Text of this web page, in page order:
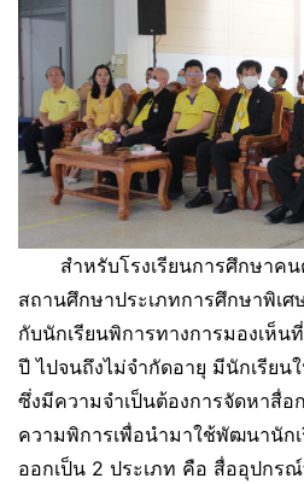
สำหรับโรงเรียนการศึกษาคน
สถานศึกษาประเภทการศึกษาพิเ
กับนักเรียนพิการทางการมองเห็น
ปี ไปจนถึงไม่จำกัดอายุ มีนักเรีย
ซึ่งมีความจำเป็นต้องการจัดหาสื่อ
ความพิการเพื่อนำมาใช้พัฒนานัก
ออกเป็น 2 ประเภท คือ สื่ออุปกร